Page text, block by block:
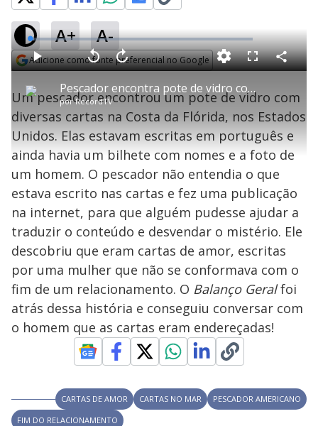
A+ A-
Adicione como fonte preferencial no Google
P
l
a
y
V
i
d
e
Pescador encontra pote de vidro com cartas de amor de brasileira boiando no mar
porRecordTV
P V
l
t
r
0
e
g
n
d
o
s
A
n
ç
a
1
s
e
u
n
o
s
M
u
d
o
L
o
a
d
e
:
1
.
8
1
%
F
l
s
c
e
n
C
o
a
r
i
l
a
Um pescador encontrou um pote de vidro com
diversas cartas na Costa da Flórida, nos Estados
Unidos. Elas estavam escritas em português e
ainda havia um bilhete com nomes e a foto de
um homem. O pescador não entendia o que
estava escrito nas cartas e fez uma publicação
na internet, para que alguém pudesse ajudar a
traduzir o conteúdo e desvendar o mistério. Ele
descobriu que eram cartas de amor, escritas
por uma mulher que não se conformava com o
fim de um relacionamento. O Balanço Geralfoi
atrás dessa história e conseguiu conversar com
o homem que as cartas eram endereçadas!
CARTAS DE AMOR CARTAS NO MAR
PESCADOR AMERICANO
FIM DO RELACIONAMENTO